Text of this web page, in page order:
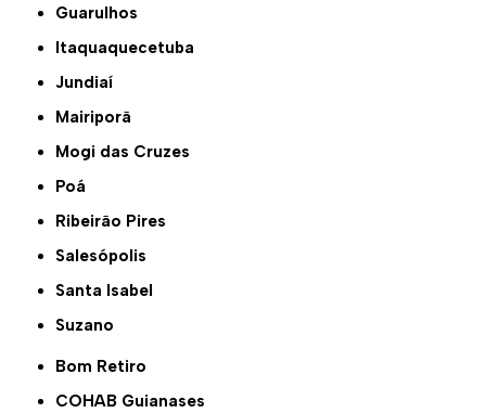
Guarulhos
Itaquaquecetuba
Jundiaí
Mairiporã
Mogi das Cruzes
Poá
Ribeirão Pires
Salesópolis
Santa Isabel
Suzano
Bom Retiro
COHAB Guianases